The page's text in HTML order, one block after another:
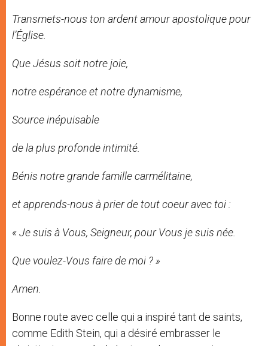
Transmets-nous ton ardent amour apostolique pour
l’Église.
Que Jésus soit notre joie,
notre espérance et notre dynamisme,
Source inépuisable
de la plus profonde intimité.
Bénis notre grande famille carmélitaine,
et apprends-nous à prier de tout coeur avec toi :
« Je suis à Vous, Seigneur, pour Vous je suis née.
Que voulez-Vous faire de moi ? »
Amen.
Bonne route avec celle qui a inspiré tant de saints,
comme Edith Stein, qui a désiré embrasser le